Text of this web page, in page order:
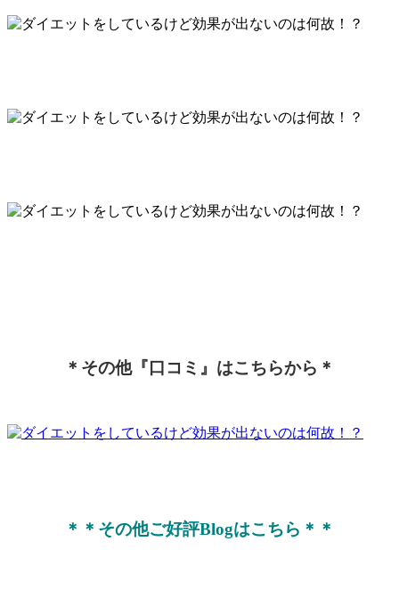
＊その他『口コミ』はこちらから＊
＊＊その他ご好評Blogはこちら＊＊